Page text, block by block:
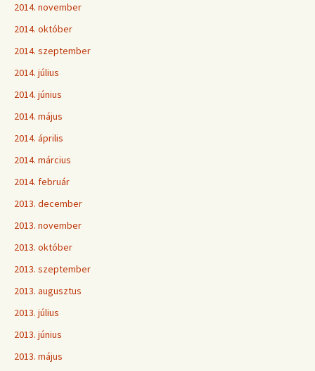
2014. november
2014. október
2014. szeptember
2014. július
2014. június
2014. május
2014. április
2014. március
2014. február
2013. december
2013. november
2013. október
2013. szeptember
2013. augusztus
2013. július
2013. június
2013. május